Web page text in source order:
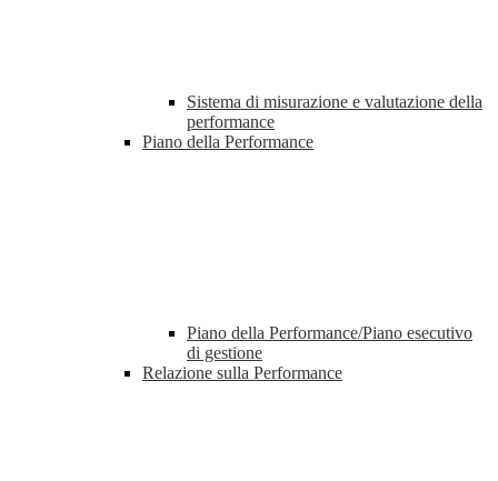
Sistema di misurazione e valutazione della
performance
Piano della Performance
Piano della Performance/Piano esecutivo
di gestione
Relazione sulla Performance